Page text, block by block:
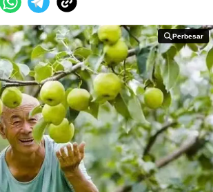
Perbesar
Perbesar